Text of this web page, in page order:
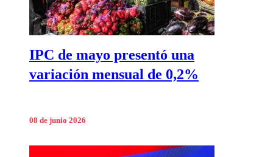
IPC de mayo presentó una
variación mensual de 0,2%
08 de junio 2026